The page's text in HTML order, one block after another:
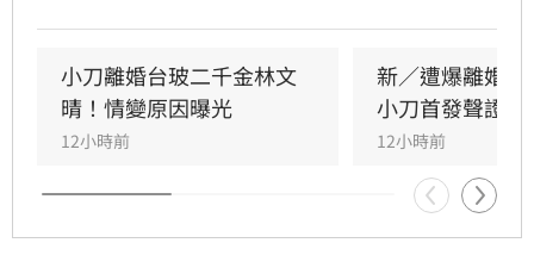
同陪伴、守護一對子女成長，同時希望外界尊重
雙方決定，之後不再對離婚一事做任何回應。
小刀離婚台玻二千金林文
晴！情變原因曝光
12小時前
新／遭爆離婚
小刀首發聲證實
12小時前